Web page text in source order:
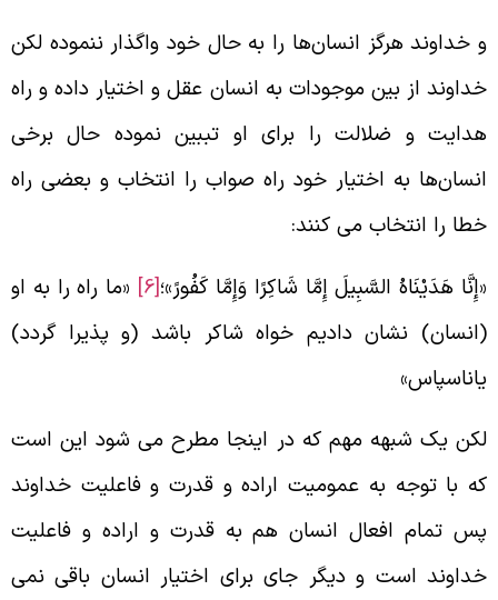
خداوند هرگز انسان‌ها را به حال خود واگذار ننموده لکن
از بین موجودات به انسان عقل و اختیار داده و راه
و ضلالت را برای او تببین نموده حال برخی
به اختیار خود راه صواب را انتخاب و بعضی راه
را انتخاب می‌ کنند:
هَدَيْنَاهُ السَّبِيلَ إِمَّا شَاكِرًا وَإِمَّا كَفُورً»؛[6] «ما راه را به او
نشان دادیم خواه شاکر باشد (و پذیرا گردد)
یک شبهه مهم که در اینجا مطرح می‌ شود این است
با توجه به عمومیت اراده و قدرت و فاعلیت خداوند
تمام افعال انسان هم به قدرت و اراده و فاعلیت
است و دیگر جای برای اختیار انسان باقی نمی‌